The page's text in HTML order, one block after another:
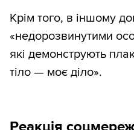
Крім того, в іншому
«недорозвинутими
які демонструють
тіло — моє діло».
Реакція